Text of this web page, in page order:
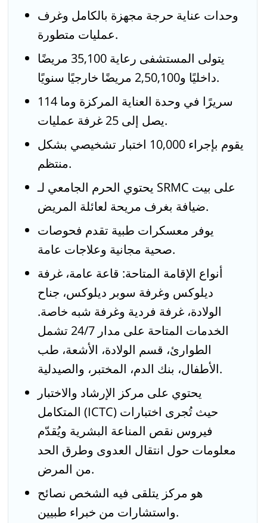
وحدات عناية حرجة مجهزة بالكامل وغرف
عمليات متطورة.
يتولى المستشفى رعاية 35,100 مريضًا
داخليًا و2,50,100 مريضًا خارجيًا سنويًا.
114 سريرًا في وحدة العناية المركزة وما
يصل إلى 25 غرفة عمليات.
يقوم بإجراء 10,000 اختبار تشخيصي بشكل
منتظم.
يحتوي الحرم الجامعي لـ SRMC على بيت
ضيافة بغرف مريحة لعائلة المريض.
يوفر معسكرات طبية تقدم فحوصات
صحية مجانية وعلاجات عامة.
أنواع الإقامة المتاحة: قاعة عامة، غرفة
ديلوكس وغرفة سوبر ديلوكس، جناح
الولادة، غرفة فردية وغرفة شبه خاصة.
الخدمات المتاحة على مدار 24/7 تشمل
الطوارئ، قسم الولادة، الأشعة، طب
الأطفال، بنك الدم، المختبر، والصيدلية.
يحتوي على مركز الإرشاد والاختبار
المتكامل (ICTC) حيث تُجرى اختبارات
فيروس نقص المناعة البشرية ويُقدّم
معلومات حول انتقال العدوى وطرق الحد
من المرض.
هو مركز يتلقى فيه الشخص نصائح
واستشارات من خبراء طبيين.